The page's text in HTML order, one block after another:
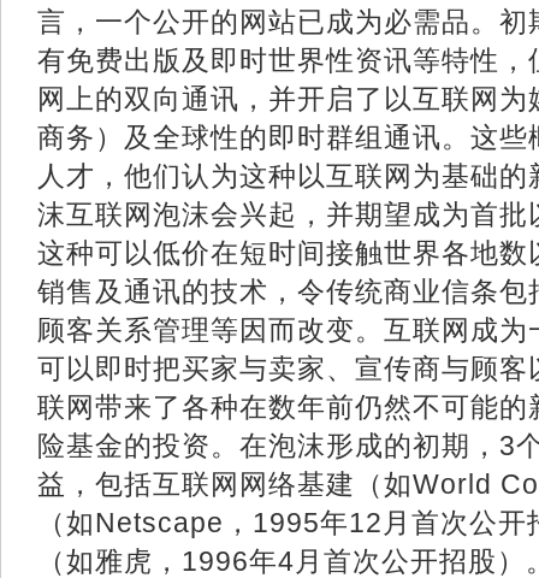
言，一个公开的网站已成为必需品。
有免费出版及即时世界性资讯等特性
网上的双向通讯，并开启了以互联网
商务）及全球性的即时群组通讯。这
人才，他们认为这种以互联网为基础
沫互联网泡沫会兴起，并期望成为首
这种可以低价在短时间接触世界各地
销售及通讯的技术，令传统商业信条
顾客关系管理等因而改变。互联网成
可以即时把买家与卖家、宣传商与顾
联网带来了各种在数年前仍然不可能
险基金的投资。在泡沫形成的初期，3
益，包括互联网网络基建（如World
（如Netscape，1995年12月首次公
（如雅虎，1996年4月首次公开招股）